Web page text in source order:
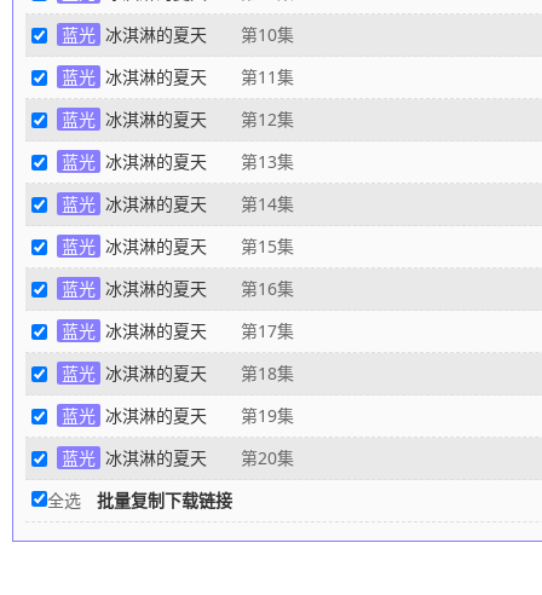
蓝光 冰淇淋的夏天 第10集
蓝光 冰淇淋的夏天 第11集
蓝光 冰淇淋的夏天 第12集
蓝光 冰淇淋的夏天 第13集
蓝光 冰淇淋的夏天 第14集
蓝光 冰淇淋的夏天 第15集
蓝光 冰淇淋的夏天 第16集
蓝光 冰淇淋的夏天 第17集
蓝光 冰淇淋的夏天 第18集
蓝光 冰淇淋的夏天 第19集
蓝光 冰淇淋的夏天 第20集
全选
批量复制下载链接